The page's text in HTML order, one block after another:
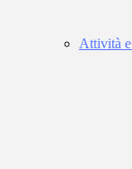
Attività